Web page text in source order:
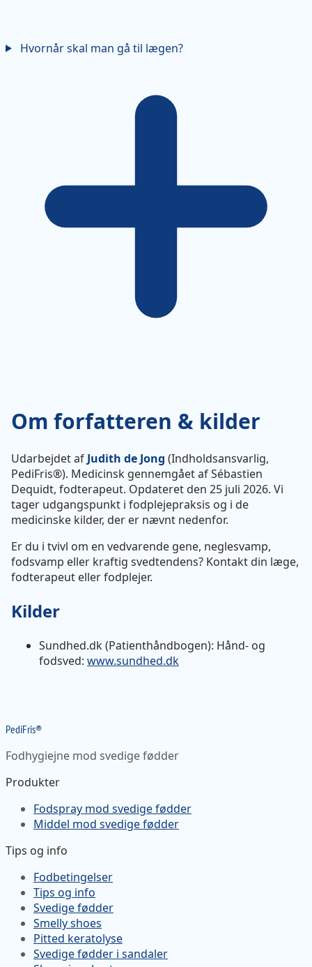
Hvornår skal man gå til lægen?
Om forfatteren & kilder
Udarbejdet afJudith de Jong (Indholdsansvarlig,
PediFris®). Medicinsk gennemgået af Sébastien
Dequidt, fodterapeut. Opdateret den 25 juli 2026. Vi
tager udgangspunkt i fodplejepraksis og i de
medicinske kilder, der er nævnt nedenfor.
Er du i tvivl om en vedvarende gene, neglesvamp,
fodsvamp eller kraftig svedtendens? Kontakt din læge,
fodterapeut eller fodplejer.
Kilder
Sundhed.dk (Patienthåndbogen): Hånd- og
fodsved: www.sundhed.dk
PediFris®
Fodhygiejne mod svedige fødder
Produkter
Fodspray mod svedige fødder
Middel mod svedige fødder
Tips og info
Fodbetingelser
Tips og info
Svedige fødder
Smelly shoes
Pitted keratolyse
Svedige fødder i sandaler